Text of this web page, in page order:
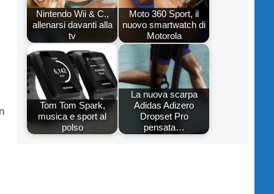
Nintendo Wii & C.,
allenarsi davanti alla
tv
Moto 360 Sport, il
nuovo smartwatch di
Motorola
Tom Tom Spark,
musica e sport al
polso
La nuova scarpa
Adidas Adizero
Dropset Pro
pensata…